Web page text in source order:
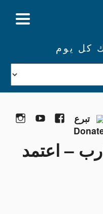
كل يوم
تبرع Facebook
– اعتمد